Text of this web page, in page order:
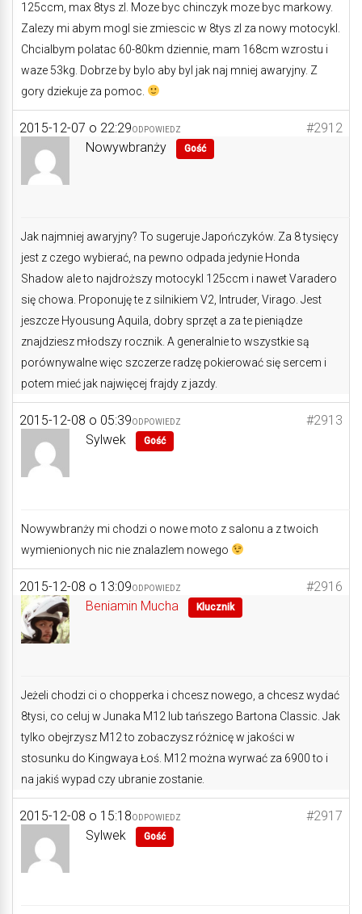
125ccm, max 8tys zl. Moze byc chinczyk moze byc markowy.
Zalezy mi abym mogl sie zmiescic w 8tys zl za nowy motocykl.
Chcialbym polatac 60-80km dziennie, mam 168cm wzrostu i
waze 53kg. Dobrze by bylo aby byl jak naj mniej awaryjny. Z
gory dziekuje za pomoc.
2015-12-07 o 22:29 #2912
ODPOWIEDZ
Nowywbranży Gość
Jak najmniej awaryjny? To sugeruje Japończyków. Za 8 tysięcy
jest z czego wybierać, na pewno odpada jedynie Honda
Shadow ale to najdroższy motocykl 125ccm i nawet Varadero
się chowa. Proponuję te z silnikiem V2, Intruder, Virago. Jest
jeszcze Hyousung Aquila, dobry sprzęt a za te pieniądze
znajdziesz młodszy rocznik. A generalnie to wszystkie są
porównywalne więc szczerze radzę pokierować się sercem i
potem mieć jak najwięcej frajdy z jazdy.
2015-12-08 o 05:39 #2913
ODPOWIEDZ
Sylwek Gość
Nowywbranży mi chodzi o nowe moto z salonu a z twoich
wymienionych nic nie znalazlem nowego
2015-12-08 o 13:09 #2916
ODPOWIEDZ
Beniamin Mucha Klucznik
Jeżeli chodzi ci o chopperka i chcesz nowego, a chcesz wydać
8tysi, co celuj w Junaka M12 lub tańszego Bartona Classic. Jak
tylko obejrzysz M12 to zobaczysz różnicę w jakości w
stosunku do Kingwaya Łoś. M12 można wyrwać za 6900 to i
na jakiś wypad czy ubranie zostanie.
2015-12-08 o 15:18 #2917
ODPOWIEDZ
Sylwek Gość